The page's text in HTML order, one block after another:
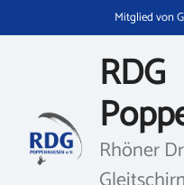
Inhalt
Mitglied von
RDG
Rhöner